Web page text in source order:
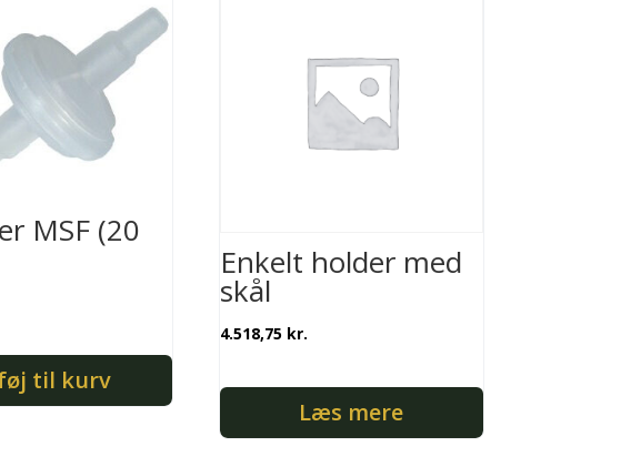
MSF (20
til kurv
Enkelt holder med
skål
4.518,75 kr.
Læs mere